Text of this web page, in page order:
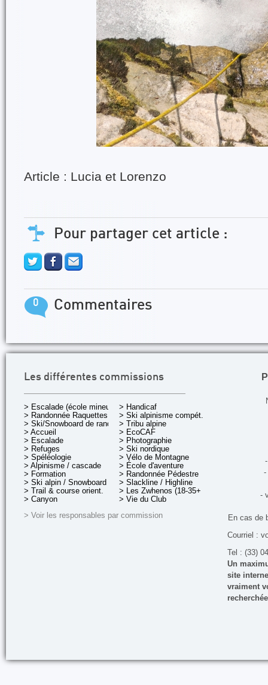
Article : Lucia et Lorenzo
Pour partager cet article :
0 Commentaires
Les différentes commissions
> Escalade (école mineurs)
> Randonnée Raquettes
> Ski/Snowboard de rando.
> Accueil
> Escalade
> Refuges
> Spéléologie
> Alpinisme / cascade
> Formation
> Ski alpin / Snowboard
> Trail & course orient.
> Canyon
> Handicaf
> Ski alpinisme compét.
> Tribu alpine
> EcoCAF
> Photographie
> Ski nordique
> Vélo de Montagne
> École d'aventure
> Randonnée Pédestre
> Slackline / Highline
> Les Zwhenos (18-35+ ans)
> Vie du Club
> Voir les responsables par commission
-
-
En cas de
Courriel :
Tel : (33)
Un
site
vraiment